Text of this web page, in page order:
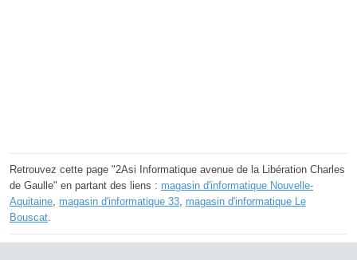
Retrouvez cette page "2Asi Informatique avenue de la Libération Charles
de Gaulle" en partant des liens : magasin d'informatique Nouvelle-
Aquitaine magasin d'informatique 33 magasin d'informatique Le
Bouscat